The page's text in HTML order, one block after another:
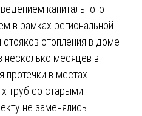
капитального
в рамках региональной
отопления в доме
несколько месяцев в
протечки в местах
труб со старыми
не заменялись.